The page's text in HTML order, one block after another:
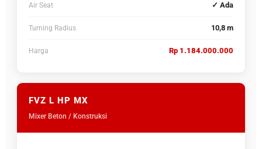
Air Seat ✓ Ada
Turning Radius 10,8 m
Harga Rp 1.184.000.000
FVZ L HP MX
Mixer Beton / Konstruksi